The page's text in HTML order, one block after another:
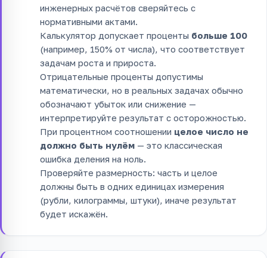
инженерных расчётов сверяйтесь с
нормативными актами.
Калькулятор допускает проценты больше 100
(например, 150% от числа), что соответствует
задачам роста и прироста.
Отрицательные проценты допустимы
математически, но в реальных задачах обычно
обозначают убыток или снижение —
интерпретируйте результат с осторожностью.
При процентном соотношении целое число не
должно быть нулём — это классическая
ошибка деления на ноль.
Проверяйте размерность: часть и целое
должны быть в одних единицах измерения
(рубли, килограммы, штуки), иначе результат
будет искажён.